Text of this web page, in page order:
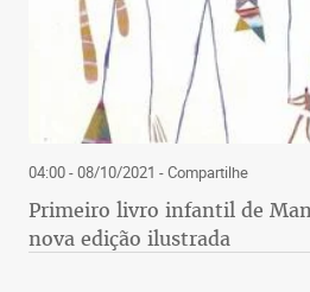
04:00 - 08/10/2021 - Compartilhe
Primeiro livro infantil de
nova edição ilustrada